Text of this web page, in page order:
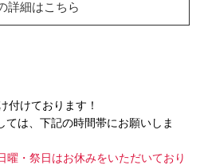
詳細はこちら
付けております！
ては、下記の時間帯にお願いしま
・祭日はお休みをいただいており